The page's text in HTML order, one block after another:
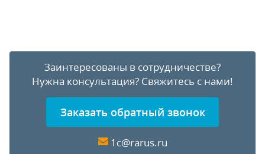
Заинтересованы в сотрудничестве?
Нужна консультация? Свяжитесь с нами!
Заказать обратный звонок
1c@rarus.ru